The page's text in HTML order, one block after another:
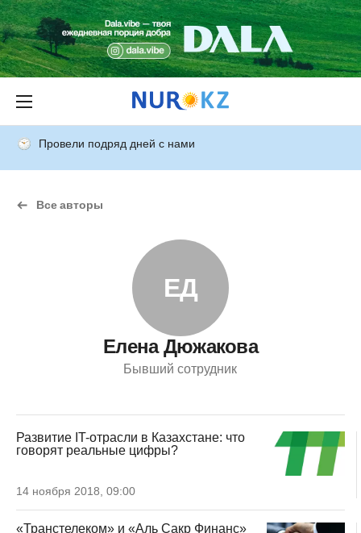
Провели подряд дней с нами
Все авторы
ЕД
Елена Дюжакова
Бывший сотрудник
Развитие IT-отрасли в Казахстане: что
говорят реальные цифры?
14 ноября 2018, 09:00
«Транстелеком» и «Аль Сакр Финанс»